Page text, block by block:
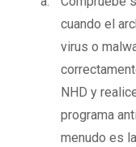
cuando el
virus o
NHD y
programa
menudo es